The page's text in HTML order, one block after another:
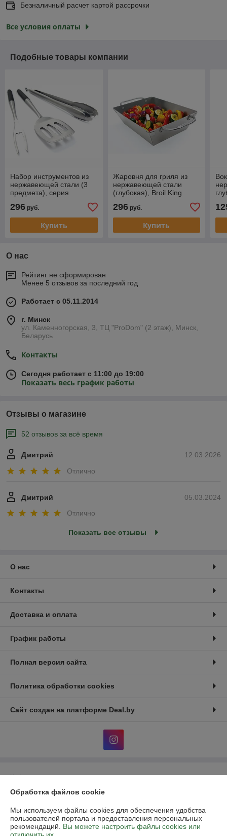
Безналичный расчет картой рассрочки
Все условия оплаты
Подобные товары компании
Набор инструментов из
нержавеющей стали (3
предмета), серия
296 руб.
Купить
Жаровня для гриля из
нержавеющей стали
(глубокая), Broil King
296руб.
Купить
О нас
Рейтинг не сформирован
Менее 5 отзывов за последний год
Работает с 05.11.2014
г. Минск
ул. Каменногорская, 3, ТЦ "ProDom" (2 этаж), Минск,
Беларусь
Контакты
Сегодня работает с 11:00 до 19:00
Показать весь график работы
Отзывы о магазине
52 отзывов за всё время
12.03.2026
Дмитрий
Отлично
05.03.2024
Дмитрий
Отлично
Показать все отзывы
О нас
Контакты
Доставка и оплата
График работы
Полная версия сайта
Политика обработки cookies
Сайт создан на платформе Deal.by
Информация для покупателя
Юридическое лицо:Общество с ограниченной ответственностью
Республика Беларусь, 220015, г. Минск, ул. Пономаренко, дом 35А,
помещение 208.
Регистрационный номер ЕГР: 193722361
Обработка файлов cookie
Мы используем файлы cookies для обеспечения удобства
пользователей портала и предоставления персональных
рекомендаций. Вы можете настроить файлы cookies или